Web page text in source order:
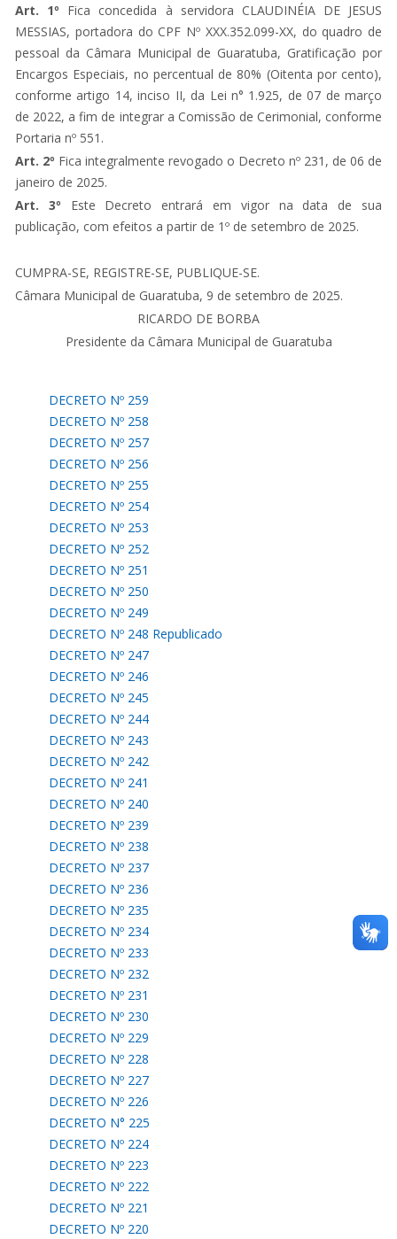
Art. 1º Fica concedida à servidora CLAUDINÉIA DE JESUS
MESSIAS, portadora do CPF Nº XXX.352.099-XX, do quadro de
pessoal da Câmara Municipal de Guaratuba, Gratificação por
Encargos Especiais, no percentual de 80% (Oitenta por cento),
conforme artigo 14, inciso II, da Lei n° 1.925, de 07 de março
de 2022, a fim de integrar a Comissão de Cerimonial, conforme
Portaria nº 551.
Art. 2º Fica integralmente revogado o Decreto nº 231, de 06 de
janeiro de 2025.
Art. 3º Este Decreto entrará em vigor na data de sua
publicação, com efeitos a partir de 1º de setembro de 2025.
CUMPRA-SE, REGISTRE-SE, PUBLIQUE-SE.
Câmara Municipal de Guaratuba, 9 de setembro de 2025.
RICARDO DE BORBA
Presidente da Câmara Municipal de Guaratuba
DECRETO Nº 259
DECRETO Nº 258
DECRETO Nº 257
DECRETO Nº 256
DECRETO Nº 255
DECRETO Nº 254
DECRETO Nº 253
DECRETO Nº 252
DECRETO Nº 251
DECRETO Nº 250
DECRETO Nº 249
DECRETO Nº 248 Republicado
DECRETO Nº 247
DECRETO Nº 246
DECRETO Nº 245
DECRETO Nº 244
DECRETO Nº 243
DECRETO Nº 242
DECRETO Nº 241
DECRETO Nº 240
DECRETO Nº 239
DECRETO Nº 238
DECRETO Nº 237
DECRETO Nº 236
DECRETO Nº 235
DECRETO Nº 234
DECRETO Nº 233
DECRETO Nº 232
DECRETO Nº 231
DECRETO Nº 230
DECRETO Nº 229
DECRETO Nº 228
DECRETO Nº 227
DECRETO Nº 226
DECRETO N° 225
DECRETO Nº 224
DECRETO Nº 223
DECRETO Nº 222
DECRETO Nº 221
DECRETO Nº 220